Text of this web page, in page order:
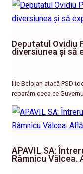
Deputatul Ovidiu
diversiunea și să
Ilie Bolojan atacă PSD
reparăm ceea ce
APAVIL SA:
Râmnicu